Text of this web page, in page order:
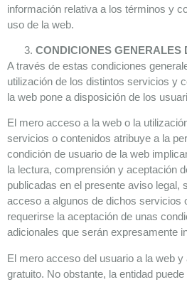
información relativa a los términos y
uso de la web.
CONDICIONES GENERALES
A través de estas condiciones
utilización de los distintos servicios y
la web pone a disposición de los
El mero acceso a la web o la
servicios o contenidos atribuye a la
condición de usuario de la web
la lectura, comprensión y aceptación
publicadas en el presente aviso legal,
acceso a algunos de dichos servicios
requerirse la aceptación de unas
adicionales que serán expresamente
El mero acceso del usuario a la web
gratuito. No obstante, la entidad